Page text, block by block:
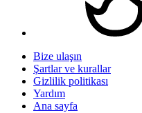
Bize ulaşın
Şartlar ve kurallar
Gizlilik politikası
Yardım
Ana sayfa